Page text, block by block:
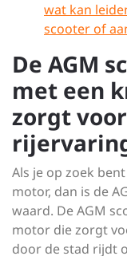
wat kan
scooter of
De AGM
met een
zorgt
Als je op zoek
motor, dan is de
waard. De AGM
motor die zorgt
door de stad rijdt